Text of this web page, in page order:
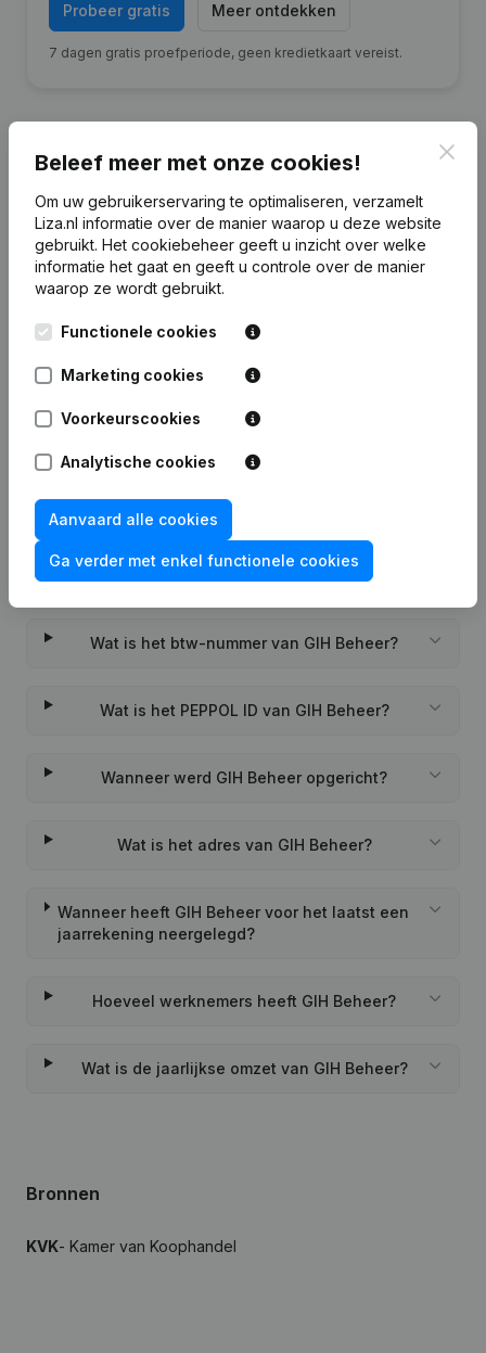
Probeer gratis Meer ontdekken
7 dagen gratis proefperiode, geen kredietkaart vereist.
Financiële gegevens van GIH Beheer
2024 2023 2022
vermogen
€ 1.303.641 1.238.338
Personeel 0
Veelgestelde vragen
Wat is het KVK-nummer van GIH Beheer?
Wat is het btw-nummer van GIH Beheer?
Wat is het PEPPOL ID van GIH Beheer?
Wanneer werd GIH Beheer opgericht?
Wat is het adres van GIH Beheer?
Wanneer heeft GIH Beheer voor het laatst een
jaarrekening neergelegd?
Hoeveel werknemers heeft GIH Beheer?
Wat is de jaarlijkse omzet van GIH Beheer?
Bronnen
KVK- Kamer van Koophandel
Beleef meer met onze cookies!
Om uw gebruikerservaring te optimaliseren, verzamelt
Liza.nl informatie over de manier waarop u deze website
gebruikt. Het cookiebeheer geeft u inzicht over welke
informatie het gaat en geeft u controle over de manier
waarop ze wordt gebruikt.
Functionele cookies
Marketing cookies
Voorkeurscookies
Analytische cookies
Aanvaard alle cookies
Ga verder met enkel functionele cookies